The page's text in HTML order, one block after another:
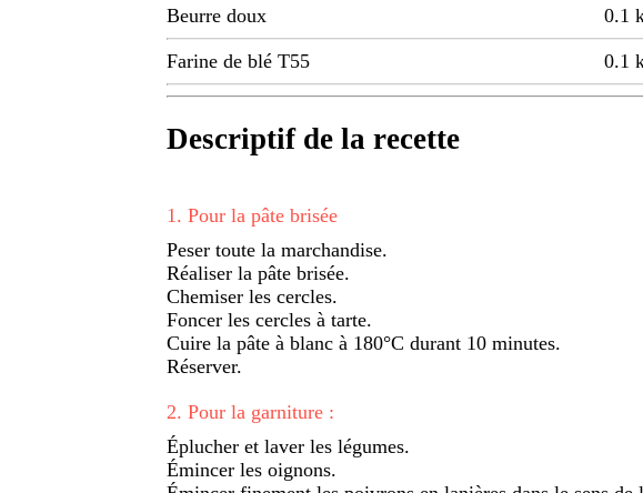
Beurre doux
0.1
Farine de blé T55 0.1
Descriptif de la recette
1 . Pour la pâte brisée
Peser toute la marchandise.
Réaliser la pâte brisée.
Chemiser les cercles.
Foncer les cercles à tarte.
Cuire la pâte à blanc à 180°C durant 10 minutes.
Réserver.
2. Pour la garniture :
Éplucher et laver les légumes.
Émincer les oignons.